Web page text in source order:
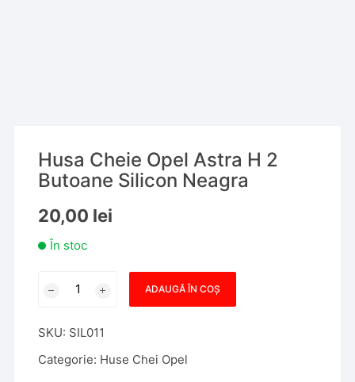
Husa Cheie Opel Astra H 2
Butoane Silicon Neagra
20,00 lei
În stoc
Opel
Astra
ADAUGĂ ÎN COȘ
SKU: SIL011
Categorie: Huse Chei Opel